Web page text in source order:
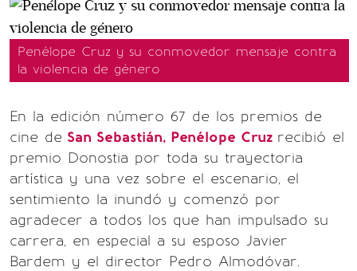
Penélope Cruz y su conmovedor mensaje contra
la violencia de género
En la edición número 67 de los premios de
cine de San Sebastián, Penélope Cruz recibió el
premio Donostia por toda su trayectoria
artística y una vez sobre el escenario, el
sentimiento la inundó y comenzó por
agradecer a todos los que han impulsado su
carrera, en especial a su esposo Javier
Bardem y el director Pedro Almodóvar.